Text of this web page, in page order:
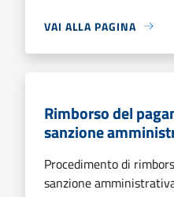
VAI ALLA PAGINA
Rimborso del
sanzione
Procedimento di
sanzione